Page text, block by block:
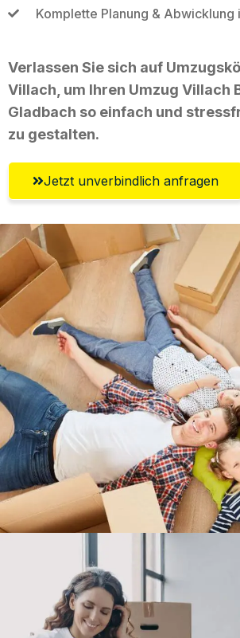
Komplette Planung & Abwicklung
Verlassen Sie sich auf
Villach, um Ihren Umzug Villach
Gladbach so einfach und
zu gestalten.
Jetzt unverbindlich anfragen